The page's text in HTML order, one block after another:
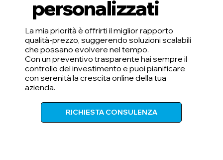
personalizzati
La mia priorità è offrirti il miglior rapporto
qualità-prezzo, suggerendo soluzioni scalabili
che possano evolvere nel tempo.
Con un preventivo trasparente hai sempre il
controllo del investimento e puoi pianificare
con serenità la crescita online della tua
azienda.
RICHIESTA CONSULENZA